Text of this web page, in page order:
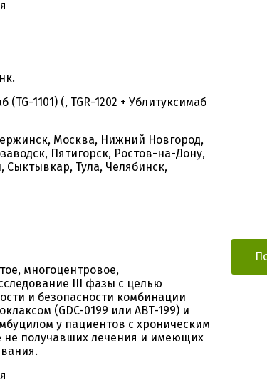
(TG-1101) (, TGR-1202 + Ублитуксимаб
Москва, Нижний Новгород,
Пятигорск, Ростов-на-Дону,
Сыктывкар, Тула, Челябинск,
многоцентровое,
III фазы с целью
и безопасности комбинации
(GDC-0199 или ABT-199) и
у пациентов с хроническим
не получавших лечения и имеющих